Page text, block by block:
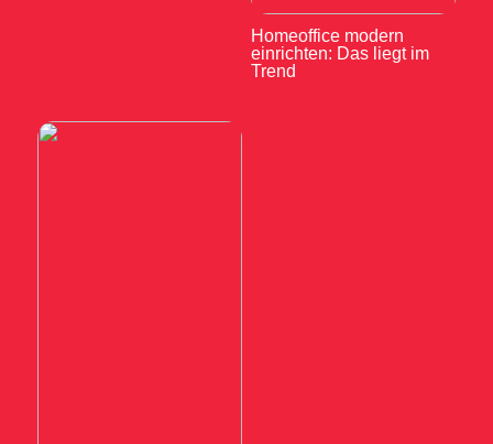
Homeoffice modern
einrichten: Das liegt im
Trend